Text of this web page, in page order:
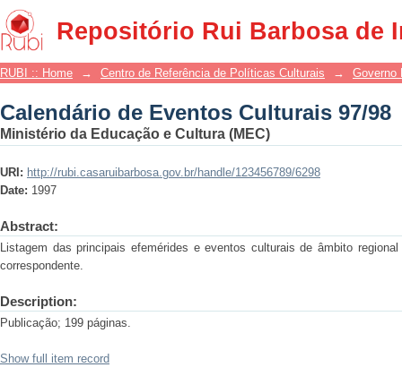
Repositório Rui Barbosa de
Calendário de Eventos Culturais 97/98
RUBI :: Home → Centro de Referência de Políticas Culturais → Governo
Calendário de Eventos Culturais 97/98
Ministério da Educação e Cultura (MEC)
URI: http://rubi.casaruibarbosa.gov.br/handle/123456789/6298
Date: 1997
Abstract:
Listagem das principais efemérides e eventos culturais de âmbito
correspondente.
Description:
Publicação; 199 páginas.
Show full item record